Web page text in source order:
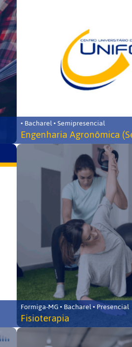
• Bacharel • Semipresencial
Engenharia Agronômica
Formiga-MG • Bacharel • Presencial
Fisioterapia